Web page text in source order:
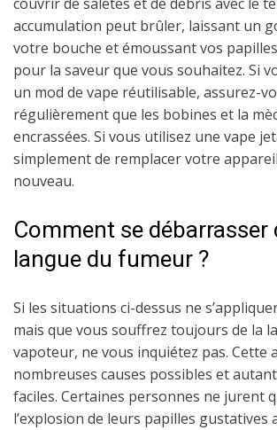
couvrir de saletés et de débris avec le
accumulation peut brûler, laissant un
votre bouche et émoussant vos
pour la saveur que vous souhaitez. Si
un mod de vape réutilisable, assurez-
régulièrement que les bobines et la
encrassées. Si vous utilisez une vape
simplement de remplacer votre
nouveau.
Comment se débarrasser
langue du fumeur ?
Si les situations ci-dessus ne
mais que vous souffrez toujours de la
vapoteur, ne vous inquiétez pas. Cette
nombreuses causes possibles et
faciles. Certaines personnes ne jurent
l’explosion de leurs papilles gustatives